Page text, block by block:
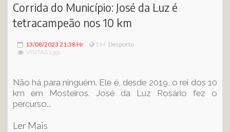
Corrida do Município: José da Luz é
tetracampeão nos 10 km
13/08/2023 21:38 Hr EM: Desporto
VISITAS 1351
Não há para ninguém. Ele é, desde 2019, o rei dos 10
km em Mosteiros. José da Luz Rosário fez o
percurso...
Ler Mais